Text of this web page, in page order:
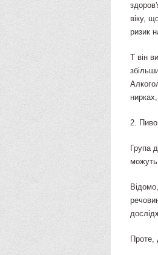
віку,
ризик
Т він
2. Пиво
Група
Проте,